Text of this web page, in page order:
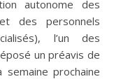
des personnels
l’un des
un préavis de
prochaine